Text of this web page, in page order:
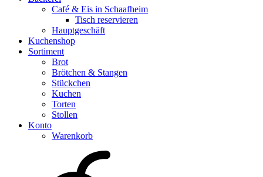
Café & Eis in Schaafheim
Tisch reservieren
Hauptgeschäft
Kuchenshop
Sortiment
Brot
Brötchen & Stangen
Stückchen
Kuchen
Torten
Stollen
Konto
Warenkorb